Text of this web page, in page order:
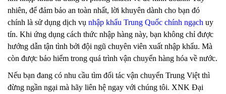
nhiên, để đảm bảo an toàn nhất, lời khuyên dành cho bạn đó
chính là sử dụng dịch vụ nhập khẩu Trung Quốc chính ngạch uy
tín. Khi ứng dụng cách thức nhập hàng này, bạn không chỉ được
hướng dẫn tận tình bởi đội ngũ chuyên viên xuất nhập khẩu. Mà
còn được bảo hiểm trong quá trình vận chuyển hàng hóa về nước.
Nếu bạn đang có nhu cầu tìm đối tác vận chuyển Trung Việt thì
đừng ngần ngại mà hãy liên hệ ngay với chúng tôi. XNK Đại